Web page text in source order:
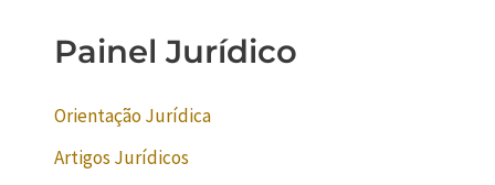
Painel Jurídico
Orientação Jurídica
Artigos Jurídicos